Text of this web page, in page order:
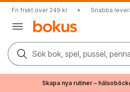
Fri frakt över 249 kr • Snabba
Sök bok, spel, pussel,
Skapa nya rutiner –